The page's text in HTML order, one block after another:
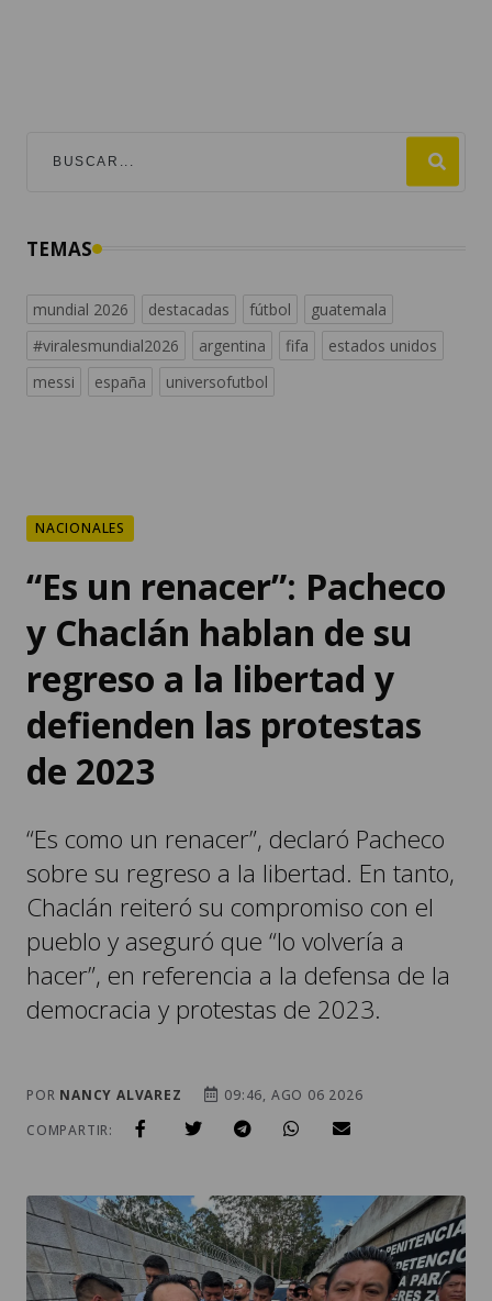
mundial 2026
messi
españa universofutbol
“Es un renacer”: Pacheco
y Chaclán hablan de su
regreso a la libertad y
defienden las protestas
de 2023
“Es como un renacer”, declaró Pacheco
Chaclán reiteró su compromiso con el
pueblo y aseguró que “lo volvería a
hacer”, en referencia a la defensa de la
democracia y protestas de 2023.
NANCY ALVAREZ